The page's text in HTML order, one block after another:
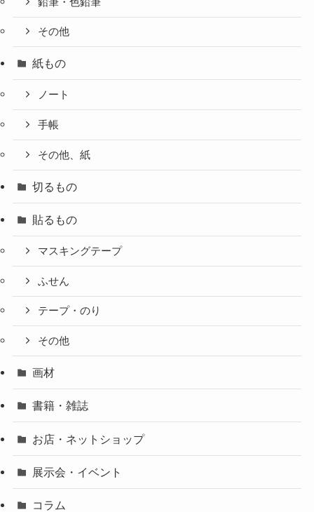
その他
紙もの
ノート
手帳
その他、紙
切るもの
貼るもの
マスキングテープ
ふせん
テープ・のり
その他
画材
書籍・雑誌
お店・ネットショップ
展示会・イベント
コラム